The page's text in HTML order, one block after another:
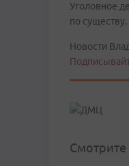
Уголовное
по существу.
Новости
Смотрите